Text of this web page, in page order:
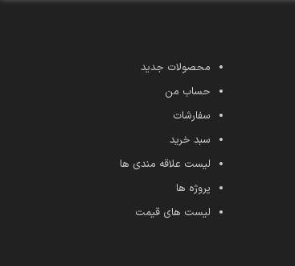
محصولات جدید
حساب من
سفارشات
سبد خرید
لیست علاقه مندی ها
پروژه ها
لیست های قیمت